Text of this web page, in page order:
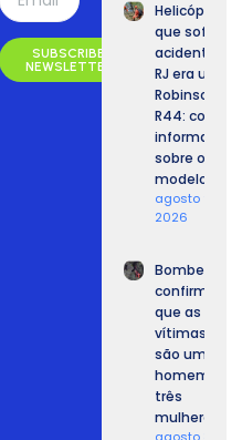
SUBSCRIBE
NEWSLETTER
Helicóptero
que sofreu
acidente no
RJ era um
Robinson
R44: confira
informações
sobre o
modelo.
agosto 9,
2026
Bombeiros
confirmam
que as
vítimas
são um
homem e
três
mulheres.